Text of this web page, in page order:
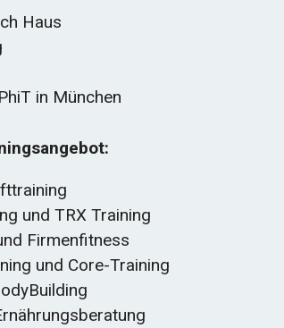
Haus
in München
und TRX Training
Firmenfitness
und Core-Training